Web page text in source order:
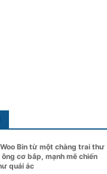
Bin từ một chàng trai thư
cơ bắp, mạnh mẽ chiến
quái ác